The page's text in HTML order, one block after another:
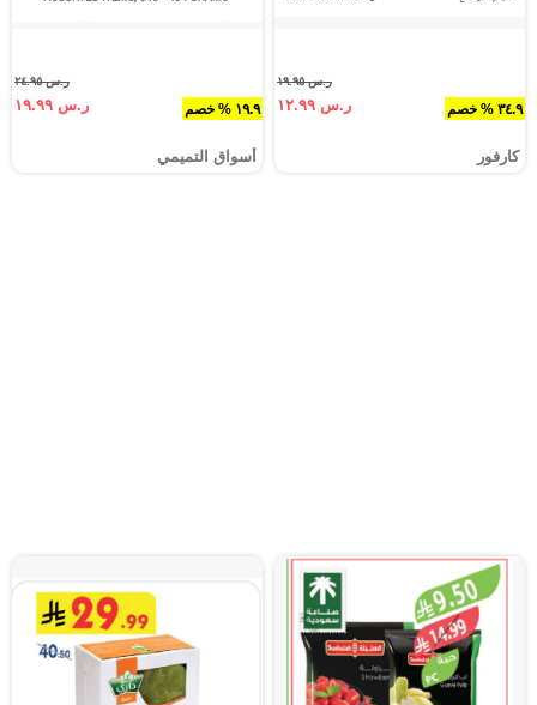
٣٤.٩ % خصم
ر.س ١٩.٩٥
ر.س ١٢.٩٩
كارفور
١٩.٩ % خصم
ر.س ٢٤.٩٥
ر.س ١٩.٩٩
أسواق التميمي